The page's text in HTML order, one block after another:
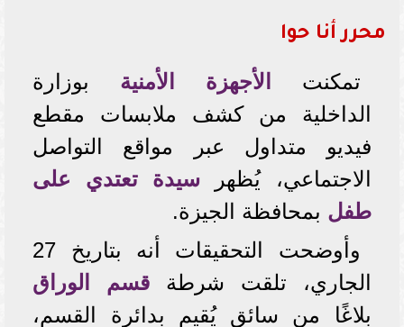
محرر أنا حوا
تمكنت الأجهزة الأمنية بوزارة
الداخلية من كشف ملابسات مقطع
فيديو متداول عبر مواقع التواصل
الاجتماعي، يُظهر سيدة تعتدي على
طفل بمحافظة الجيزة.
وأوضحت التحقيقات أنه بتاريخ 27
الجاري، تلقت شرطة قسم الوراق
بلاغًا من سائق يُقيم بدائرة القسم،